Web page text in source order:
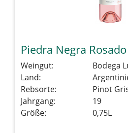
Piedra Negra
Weingut:
Bodega
Land:
Rebsorte:
Pinot
Jahrgang:
19
Größe:
0,75L